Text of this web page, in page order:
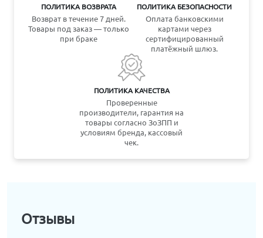
ПОЛИТИКА ВОЗВРАТА
Возврат в течение 7 дней.
Товары под заказ — только
при браке
ПОЛИТИКА БЕЗОПАСНОСТИ
Оплата банковскими
картами через
сертифицированный
платёжный шлюз.
ПОЛИТИКА КАЧЕСТВА
Проверенные
производители, гарантия на
товары согласно ЗоЗПП и
условиям бренда, кассовый
чек.
Отзывы